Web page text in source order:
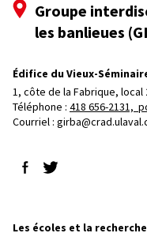
Groupe
les banlieues
Édifice du Vieux-
1, côte de la Fabrique, local
Téléphone : 418 656-2131,
Courriel :
Suivez-nous sur Facebook
Suivez-nous sur
Les écoles et la recherche